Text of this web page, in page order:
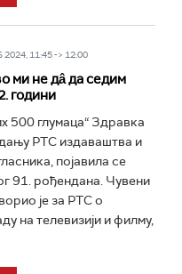
11:45 -> 12:00
ми не дâ да седим
години
500 глумаца“ Здравка
РТС издаваштва и
појавила се
91. рођендана. Чувени
је за РТС о
на телевизији и филму,